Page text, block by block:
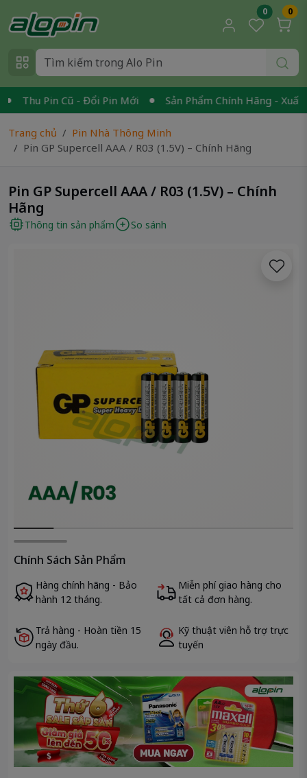
0 0
Thu Pin Cũ - Đổi Pin Mới Sản Phẩm Chính Hãng - Xuất VAT
Trang chủ
Pin Nhà Thông Minh
Pin GP Supercell AAA / R03 (1.5V) – Chính Hãng
Pin GP Supercell AAA / R03 (1.5V) – Chính
Hãng
Thông tin sản phẩm So sánh
Chính Sách Sản Phẩm
Hàng chính hãng - Bảo
hành 12 tháng.
Miễn phí giao hàng cho
tất cả đơn hàng.
Trả hàng - Hoàn tiền 15
ngày đầu.
Kỹ thuật viên hỗ trợ trực
tuyến
Đóng Sao chép